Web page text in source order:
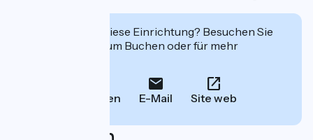
Interessiert Sie diese Einrichtung? Besuchen Sie
deren Website zum Buchen oder für mehr
Anrufen E-Mail Site web